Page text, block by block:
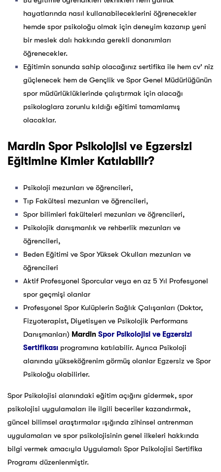
hayatlarında nasıl kullanabileceklerini öğrenecekler
hemde spor psikoloğu olmak için deneyim kazanıp yeni
bir meslek dalı hakkında gerekli donanımları
öğrenecekler.
Eğitimin sonunda sahip olacağınız sertifika ile hem cv’ niz
güçlenecek hem de Gençlik ve Spor Genel Müdürlüğünün
spor müdürlüklüklerinde çalıştırmak için alacağı
psikologlara zorunlu kıldığı eğitimi tamamlamış
olacaklar.
Mardin Spor Psikolojisi ve Egzersizi
Eğitimine Kimler Katılabilir?
Psikoloji mezunları ve öğrencileri,
Tıp Fakültesi mezunları ve öğrencileri,
Spor bilimleri fakülteleri mezunları ve öğrencileri,
Psikolojik danışmanlık ve rehberlik mezunları ve
öğrencileri,
Beden Eğitimi ve Spor Yüksek Okulları mezunları ve
öğrencileri
Aktif Profesyonel Sporcular veya en az 5 Yıl Profesyonel
spor geçmişi olanlar
Profesyonel Spor Kulüplerin Sağlık Çalışanları (Doktor,
Fizyoterapist, Diyetisyen ve Psikolojik Performans
Danışmanları) Mardin Spor Psikolojisi ve Egzersizi
Sertifikası programına katılabilir. Ayrıca Psikoloji
alanında yükseköğrenim görmüş olanlar Egzersiz ve Spor
Psikoloğu olabilirler.
Spor Psikolojisi alanındaki eğitim açığını gidermek, spor
psikolojisi uygulamaları ile ilgili beceriler kazandırmak,
güncel bilimsel araştırmalar ışığında zihinsel antrenman
uygulamaları ve spor psikolojisinin genel ilkeleri hakkında
bilgi vermek amacıyla Uygulamalı Spor Psikolojisi Sertifika
Programı düzenlenmiştir.